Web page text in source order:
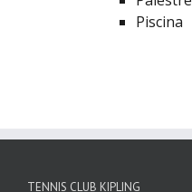
Piscina
TENNIS CLUB KIPLING